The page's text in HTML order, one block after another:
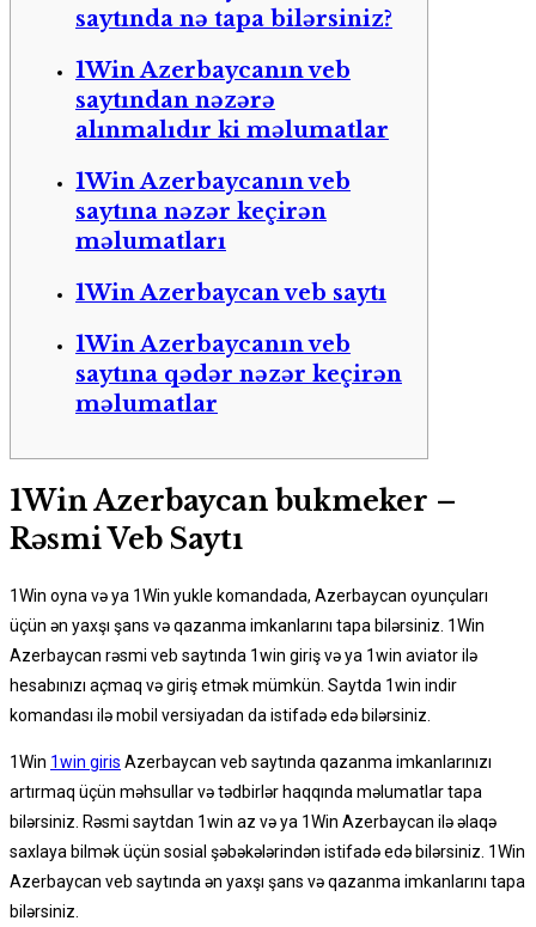
saytında nə tapa bilərsiniz?
1Win Azerbaycanın veb
saytından nəzərə
alınmalıdır ki məlumatlar
1Win Azerbaycanın veb
saytına nəzər keçirən
məlumatları
1Win Azerbaycan veb saytı
1Win Azerbaycanın veb
saytına qədər nəzər keçirən
məlumatlar
1Win Azerbaycan bukmeker –
Rəsmi Veb Saytı
1Win oyna və ya 1Win yukle komandada, Azerbaycan oyunçuları
üçün ən yaxşı şans və qazanma imkanlarını tapa bilərsiniz. 1Win
Azerbaycan rəsmi veb saytında 1win giriş və ya 1win aviator ilə
hesabınızı açmaq və giriş etmək mümkün. Saytda 1win indir
komandası ilə mobil versiyadan da istifadə edə bilərsiniz.
1Win 1win giris Azerbaycan veb saytında qazanma imkanlarınızı
artırmaq üçün məhsullar və tədbirlər haqqında məlumatlar tapa
bilərsiniz. Rəsmi saytdan 1win az və ya 1Win Azerbaycan ilə əlaqə
saxlaya bilmək üçün sosial şəbəkələrindən istifadə edə bilərsiniz. 1Win
Azerbaycan veb saytında ən yaxşı şans və qazanma imkanlarını tapa
bilərsiniz.